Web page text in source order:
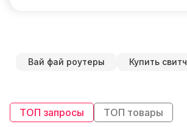
Вай фай роутеры Купить свитч
ТОП запросы ТОП товары